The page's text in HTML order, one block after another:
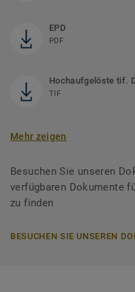
EPD
PDF
Hochaufgelöste tif.
TIF
Mehr zeigen
Besuchen Sie unseren
verfügbaren Dokumente
zu finden
BESUCHEN SIE UNSEREN